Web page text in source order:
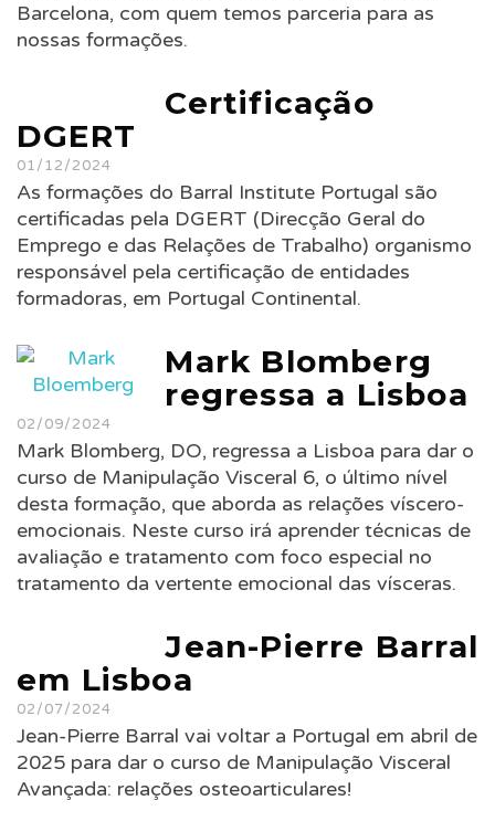
Barcelona, com quem temos parceria para as
nossas formações.
Certificação
DGERT
01/12/2024
As formações do Barral Institute Portugal são
certificadas pela DGERT (Direcção Geral do
Emprego e das Relações de Trabalho) organismo
responsável pela certificação de entidades
formadoras, em Portugal Continental.
Mark Blomberg
regressa a Lisboa
02/09/2024
Mark Blomberg, DO, regressa a Lisboa para dar o
curso de Manipulação Visceral 6, o último nível
desta formação, que aborda as relações víscero-
emocionais. Neste curso irá aprender técnicas de
avaliação e tratamento com foco especial no
tratamento da vertente emocional das vísceras.
Jean-Pierre Barral
em Lisboa
02/07/2024
Jean-Pierre Barral vai voltar a Portugal em abril de
2025 para dar o curso de Manipulação Visceral
Avançada: relações osteoarticulares!